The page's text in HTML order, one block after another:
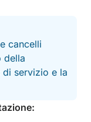
finalmente
abbiamo
Lì, l'ancora si è
attraccare né a
cancelli
della
di servizio e la